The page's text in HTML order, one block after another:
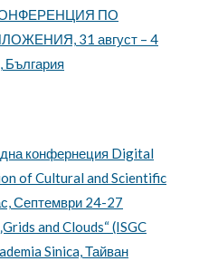
ПО
31 август – 4
България
конфернеция Digital
of Cultural and Scientific
Септември 24-27
and Clouds“ (ISGC
Sinica, Тайван